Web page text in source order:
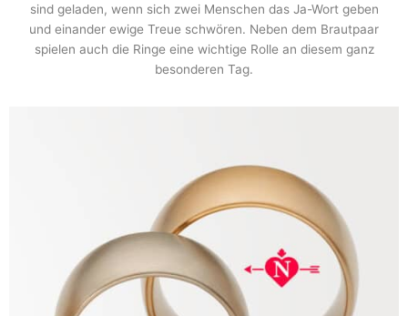
sind geladen, wenn sich zwei Menschen das Ja-Wort geben
und einander ewige Treue schwören. Neben dem Brautpaar
spielen auch die Ringe eine wichtige Rolle an diesem ganz
besonderen Tag.